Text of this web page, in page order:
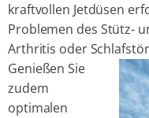
kraftvollen Jetdüsen
Problemen des Stütz-
Arthritis oder
Genießen Sie
zudem
optimalen